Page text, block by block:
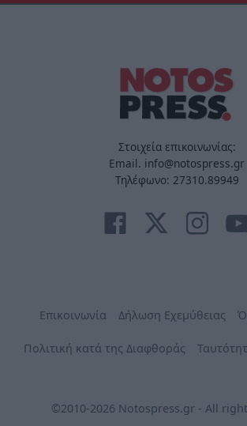
Στοιχεία επικοινωνίας:
Email. info@notospress.gr
Τηλέφωνο: 27310.89949
Επικοινωνία Δήλωση Εχεμύθειας
Πολιτική κατά της Διαφθοράς
©2010-2026 Notospress.gr - All